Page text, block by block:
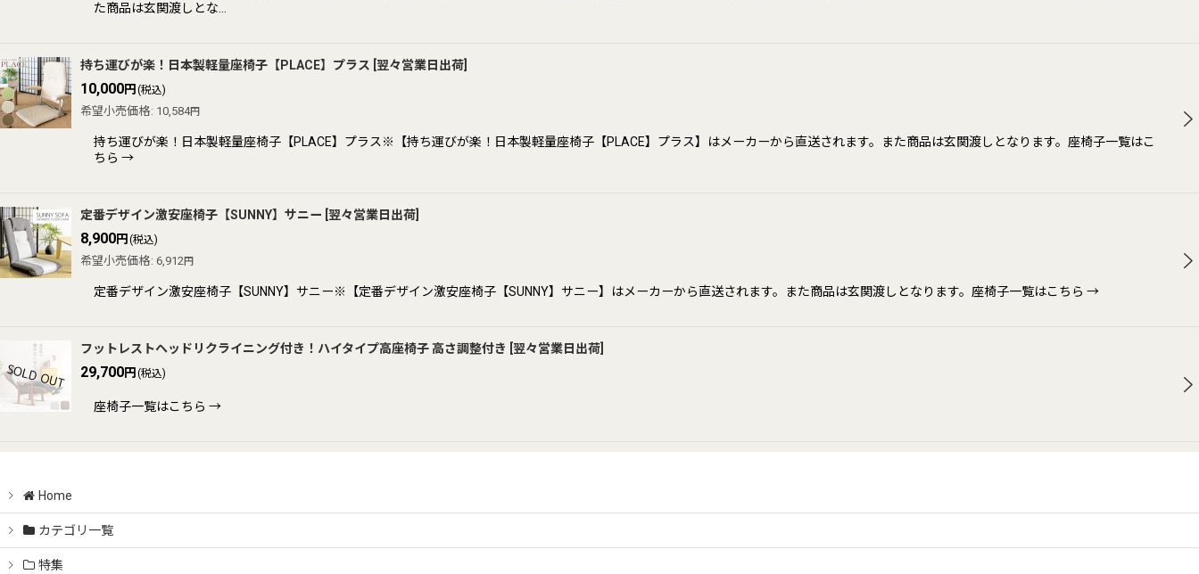
た商品は玄関渡しとな…
持ち運びが楽！日本製軽量座椅子【PLACE】プラス 翌々営業日出荷
10,000円 (税込)
希望小売価格: 10,584円
持ち運びが楽！日本製軽量座椅子【PLACE】プラス※【持ち運びが楽！日本製軽量座椅子【PLACE】プラス】はメーカーから直送されます。また商品は玄関渡しとなります。座椅子一覧はこ
ちら →
定番デザイン激安座椅子【SUNNY】サニー 翌々営業日出荷
8,900円 (税込)
希望小売価格: 6,912円
定番デザイン激安座椅子【SUNNY】サニー※【定番デザイン激安座椅子【SUNNY】サニー】はメーカーから直送されます。また商品は玄関渡しとなります。座椅子一覧はこちら →
フットレストヘッドリクライニング付き！ハイタイプ高座椅子 高さ調整付き 翌々営業日出荷
29,700円 (税込)
座椅子一覧はこちら →
Home
カテゴリ一覧
特集